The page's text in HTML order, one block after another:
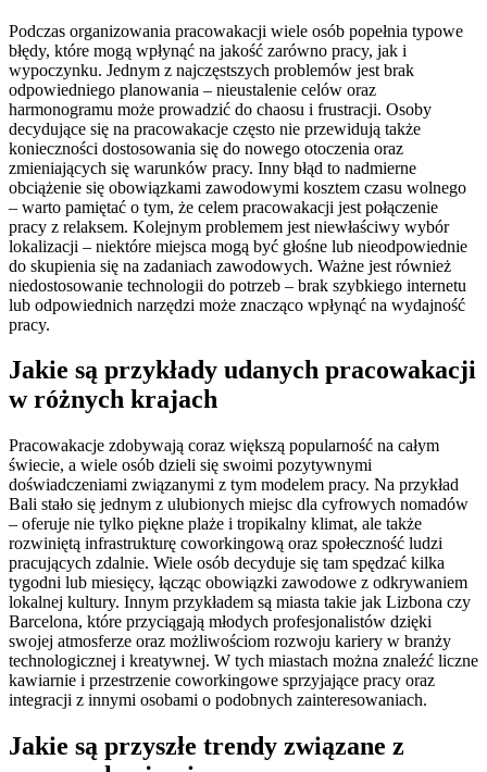
Podczas organizowania pracowakacji wiele osób popełnia typowe
błędy, które mogą wpłynąć na jakość zarówno pracy, jak i
wypoczynku. Jednym z najczęstszych problemów jest brak
odpowiedniego planowania – nieustalenie celów oraz
harmonogramu może prowadzić do chaosu i frustracji. Osoby
decydujące się na pracowakacje często nie przewidują także
konieczności dostosowania się do nowego otoczenia oraz
zmieniających się warunków pracy. Inny błąd to nadmierne
obciążenie się obowiązkami zawodowymi kosztem czasu wolnego
– warto pamiętać o tym, że celem pracowakacji jest połączenie
pracy z relaksem. Kolejnym problemem jest niewłaściwy wybór
lokalizacji – niektóre miejsca mogą być głośne lub nieodpowiednie
do skupienia się na zadaniach zawodowych. Ważne jest również
niedostosowanie technologii do potrzeb – brak szybkiego internetu
lub odpowiednich narzędzi może znacząco wpłynąć na wydajność
pracy.
Jakie są przykłady udanych pracowakacji
w różnych krajach
Pracowakacje zdobywają coraz większą popularność na całym
świecie, a wiele osób dzieli się swoimi pozytywnymi
doświadczeniami związanymi z tym modelem pracy. Na przykład
Bali stało się jednym z ulubionych miejsc dla cyfrowych nomadów
– oferuje nie tylko piękne plaże i tropikalny klimat, ale także
rozwiniętą infrastrukturę coworkingową oraz społeczność ludzi
pracujących zdalnie. Wiele osób decyduje się tam spędzać kilka
tygodni lub miesięcy, łącząc obowiązki zawodowe z odkrywaniem
lokalnej kultury. Innym przykładem są miasta takie jak Lizbona czy
Barcelona, które przyciągają młodych profesjonalistów dzięki
swojej atmosferze oraz możliwościom rozwoju kariery w branży
technologicznej i kreatywnej. W tych miastach można znaleźć liczne
kawiarnie i przestrzenie coworkingowe sprzyjające pracy oraz
integracji z innymi osobami o podobnych zainteresowaniach.
Jakie są przyszłe trendy związane z